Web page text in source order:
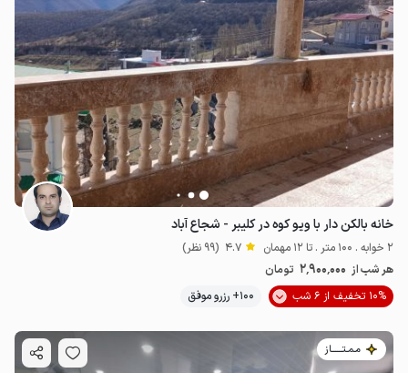
خانه بالکن دار با ویو کوه در کلیبر - شجاع آباد
2 خوابه . 100 متر . تا 12 مهمان 4.7 (99 نظر)
هر شب از 2٬900٬000 تومان
10% تخفیف از 6 شب
100+ رزرو موفق
مـمـتــــــاز